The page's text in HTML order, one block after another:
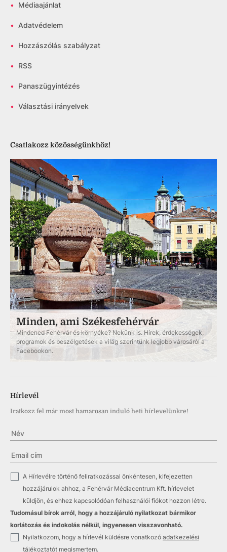
• Médiaajánlat
• Adatvédelem
• Hozzászólás szabályzat
• RSS
• Panaszügyintézés
• Választási irányelvek
Csatlakozz közösségünkhöz!
Minden, ami Székesfehérvár
Mindened Fehérvár és környéke? Nekünk is. Hírek, érdekességek,
programok és beszélgetések a világ szerintünk legjobb városáról a
Facebookon.
Hírlevél
Iratkozz fel már most hamarosan induló heti hírlevelünkre!
A Hírlevélre történő feliratkozással önkéntesen, kifejezetten
hozzájárulok ahhoz, a Fehérvár Médiacentrum Kft. hírlevelet
küldjön, és ehhez kapcsolódóan felhasználói fiókot hozzon létre.
Tudomásul bírok arról, hogy a hozzájáruló nyilatkozat bármikor
korlátozás és indokolás nélkül, ingyenesen visszavonható.
Nyilatkozom, hogy a hírlevél küldésre vonatkozó adatkezelési
tájékoztatót megismertem.